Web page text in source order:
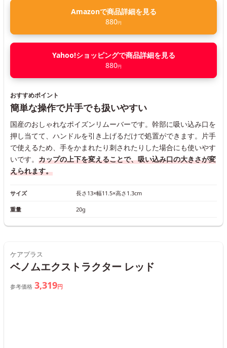
Amazonで商品詳細を見る
880円
Yahoo!ショッピングで商品詳細を見る
880円
おすすめポイント
簡単な操作で片手でも扱いやすい
国産のおしゃれなポイズンリムーバーです。幹部に吸い込み口を
押し当てて、ハンドルを引き上げるだけで処置ができます。片手
で使えるため、手をかまれたり刺されたりした場合にも使いやす
いです。 カップの上下を変えることで、吸い込み口の大きさが変
えられます。
サイズ 長さ13×幅11.5×高さ1.3cm
重量 20g
ケアプラス
ベノムエクストラクター レッド
参考価格 3,319円